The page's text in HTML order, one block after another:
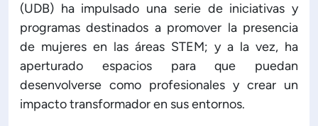
de Ciencia y Tecnología
de Gestión Institucional
de Administración y Finanzas
(UDB) ha impulsado una serie de iniciativas y
programas destinados a promover la presencia
de mujeres en las áreas STEM; y a la vez, ha
aperturado espacios para que puedan
desenvolverse como profesionales y crear un
impacto transformador en sus entornos.